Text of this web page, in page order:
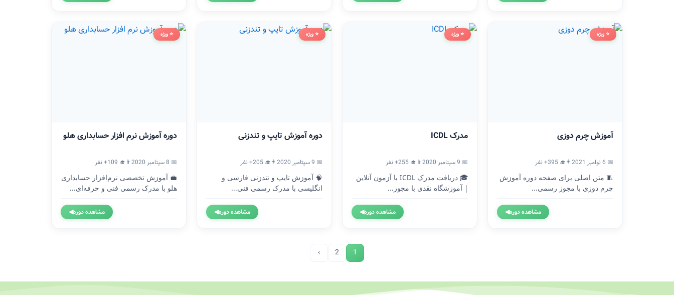
⭐ ویژه
آموزش چرم دوزی
📅 6 نوامبر 2021
👨‍🎓 395+ نفر
🧵 متن اصلی برای صفحه دوره آموزش
چرم دوزی با مجوز رسمی...
مشاهده دوره◀
⭐ ویژه
مدرک ICDL
📅 9 سپتامبر 2020
👨‍🎓 255+ نفر
🎓 دریافت مدرک ICDL با آزمون آنلاین
| آموزشگاه نقدی با مجوز...
مشاهده دوره◀
⭐ ویژه
دوره آموزش تایپ و تندزنی
📅 9 سپتامبر 2020
👨‍🎓 205+ نفر
🧠 آموزش تایپ و تندزنی فارسی و
انگلیسی با مدرک رسمی فنی...
مشاهده دوره◀
⭐ ویژه
دوره آموزش نرم افزار حسابداری هلو
📅 8 سپتامبر 2020
👨‍🎓 109+ نفر
💼 آموزش تخصصی نرم‌افزار حسابداری
هلو با مدرک رسمی فنی و حرفه‌ای...
مشاهده دوره◀
1
2
›